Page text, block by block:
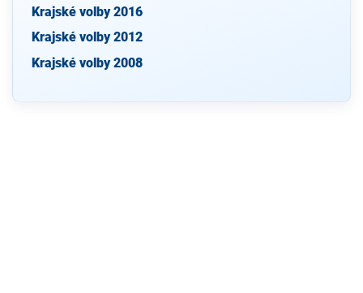
Krajské volby 2016
Krajské volby 2012
Krajské volby 2008